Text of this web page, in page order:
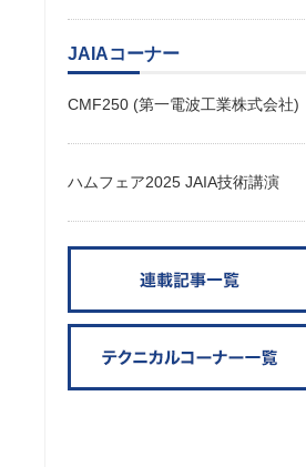
JAIAコーナー
CMF250 (第一電波工業株式会社)
ハムフェア2025 JAIA技術講演